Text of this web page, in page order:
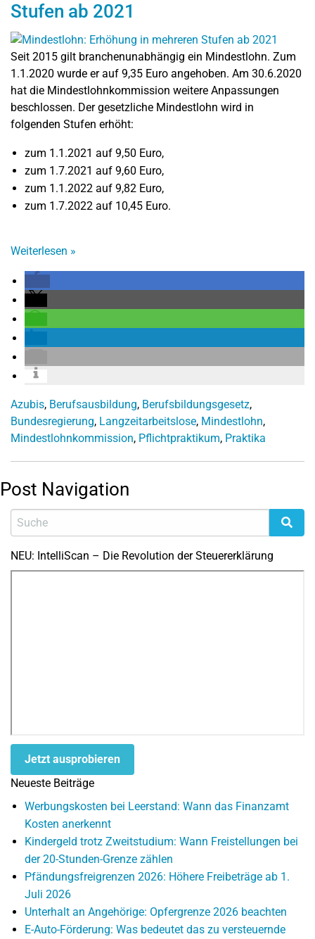
Stufen ab 2021
Seit 2015 gilt branchenunabhängig ein Mindestlohn. Zum
1.1.2020 wurde er auf 9,35 Euro angehoben. Am 30.6.2020
hat die Mindestlohnkommission weitere Anpassungen
beschlossen. Der gesetzliche Mindestlohn wird in
folgenden Stufen erhöht:
zum 1.1.2021 auf 9,50 Euro,
zum 1.7.2021 auf 9,60 Euro,
zum 1.1.2022 auf 9,82 Euro,
zum 1.7.2022 auf 10,45 Euro.
Weiterlesen »
Azubis, Berufsausbildung, Berufsbildungsgesetz,
Bundesregierung, Langzeitarbeitslose, Mindestlohn,
Mindestlohnkommission, Pflichtpraktikum, Praktika
Post Navigation
NEU: IntelliScan – Die Revolution der Steuererklärung
Jetzt ausprobieren
Neueste Beiträge
Werbungskosten bei Leerstand: Wann das Finanzamt
Kosten anerkennt
Kindergeld trotz Zweitstudium: Wann Freistellungen bei
der 20-Stunden-Grenze zählen
Pfändungsfreigrenzen 2026: Höhere Freibeträge ab 1.
Juli 2026
Unterhalt an Angehörige: Opfergrenze 2026 beachten
E-Auto-Förderung: Was bedeutet das zu versteuernde